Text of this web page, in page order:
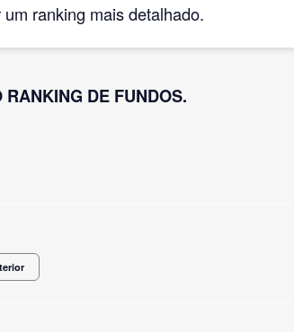
ranking mais detalhado.
DE FUNDOS.